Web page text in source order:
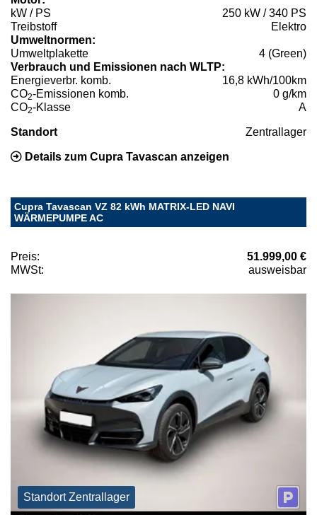
kW / PS
250 kW / 340 PS
Treibstoff
Elektro
Umweltnormen:
Umweltplakette
4 (Green)
Verbrauch und Emissionen nach WLTP:
Energieverbr. komb.
16,8 kWh/100km
CO2-Emissionen komb.
0 g/km
CO2-Klasse A
Standort Zentrallager
Details zum Cupra Tavascan anzeigen
Cupra Tavascan VZ 82 kWh MATRIX-LED NAVI
WÄRMEPUMPE AC
Preis:
51.999,00 €
MWSt:
ausweisbar
Standort Zentrallager